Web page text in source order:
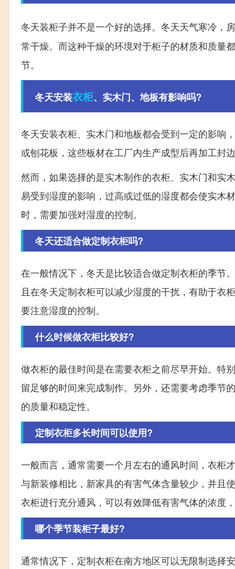
冬天装柜子并不是一个好的选择。冬天天气寒冷，
常干燥。而这种干燥的环境对于柜子的材质和质量
节。
冬天安装衣柜、实木门、地板有影响吗?
冬天安装衣柜、实木门和地板都会受到一定的影响
或刨花板，这些板材在工厂内生产成型后再加工封
然而，如果选择的是实木制作的衣柜、实木门和实
易受到湿度的影响，过高或过低的湿度都会使实木
时，需要加强对湿度的控制。
冬天还适合做定制衣柜吗?
在一般情况下，冬天是比较适合做定制衣柜的季节
且在冬天定制衣柜可以减少湿度的干扰，有助于衣
要注意湿度的控制。
什么时候做衣柜比较好?
做衣柜的最佳时间是在需要衣柜之前尽早开始。特
留足够的时间来完成制作。另外，还需要考虑季节
的质量和稳定性。
定制衣柜多长时间可以使用?
一般而言，通常需要一个月左右的通风时间，衣柜
与新装修相比，新家具的有害气体含量较少，并且
衣柜进行充分通风，可以有效降低有害气体的浓度
哪个季节装柜子最好?
通常情况下，定制衣柜在南方地区可以无限制选择